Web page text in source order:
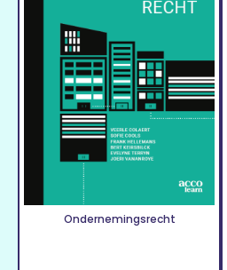
Ondernemingsrecht